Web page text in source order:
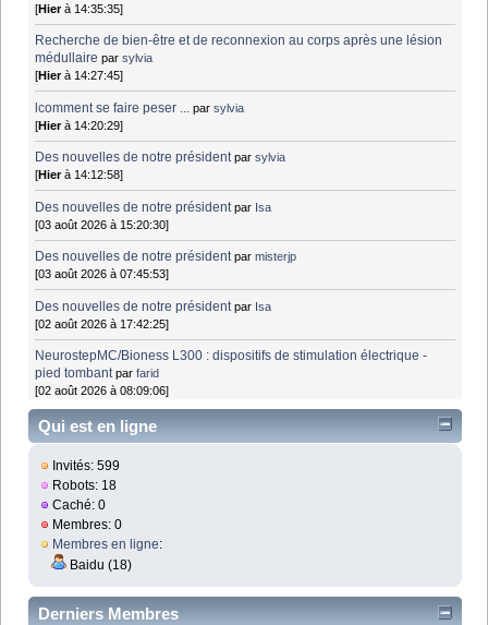
[Hierà 14:35:35]
Recherche de bien-être et de reconnexion au corps après une lésion
médullaire parsylvia
[Hierà 14:27:45]
lcomment se faire peser ... parsylvia
[Hierà 14:20:29]
Des nouvelles de notre président parsylvia
[Hierà 14:12:58]
Des nouvelles de notre président par Isa
[03 août 2026 à 15:20:30]
Des nouvelles de notre président parmisterjp
[03 août 2026 à 07:45:53]
Des nouvelles de notre président par Isa
[02 août 2026 à 17:42:25]
NeurostepMC/Bioness L300 : dispositifs de stimulation électrique -
pied tombant parfarid
[02 août 2026 à 08:09:06]
Qui est en ligne
Invités: 599
Robots: 18
Caché: 0
Membres: 0
Membres en ligne:
Baidu (18)
Derniers Membres